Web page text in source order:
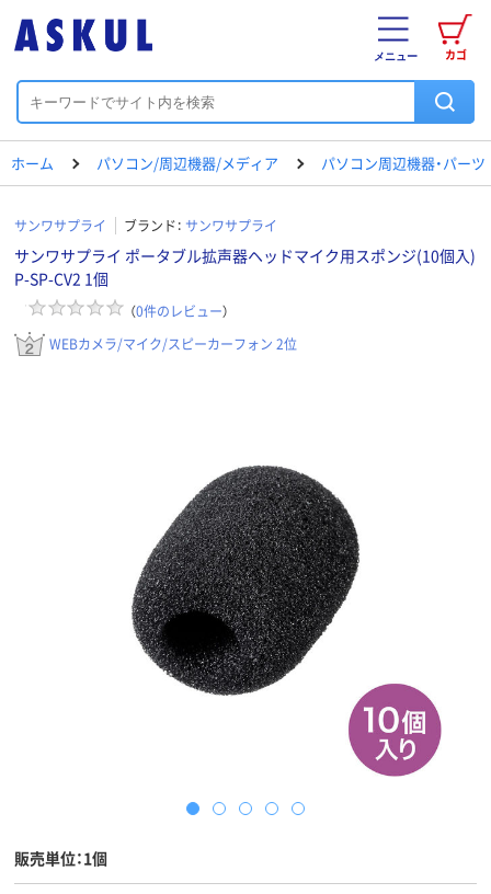
カゴ
メニュー
ホーム パソコン/周辺機器/メディア パソコン周辺機器・パーツ
サンワサプライ ブランド： サンワサプライ
サンワサプライ ポータブル拡声器ヘッドマイク用スポンジ(10個入)
P-SP-CV2 1個
（0件のレビュー）
WEBカメラ/マイク/スピーカーフォン 2位
販売単位：1個